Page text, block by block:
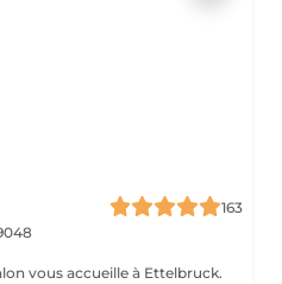
163
vous accueille à Ettelbruck.